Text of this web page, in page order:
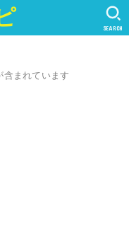
SEARCH
含まれています